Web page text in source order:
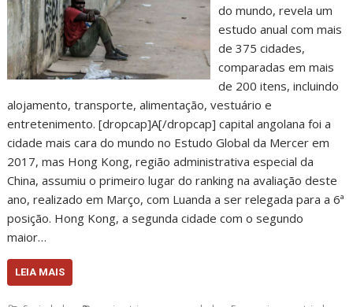
do mundo, revela um
estudo anual com mais
de 375 cidades,
comparadas em mais
de 200 itens, incluindo
alojamento, transporte, alimentação, vestuário e
entretenimento. [dropcap]A[/dropcap] capital angolana foi a
cidade mais cara do mundo no Estudo Global da Mercer em
2017, mas Hong Kong, região administrativa especial da
China, assumiu o primeiro lugar do ranking na avaliação deste
ano, realizado em Março, com Luanda a ser relegada para a 6ª
posição. Hong Kong, a segunda cidade com o segundo
maior…
LEIA MAIS